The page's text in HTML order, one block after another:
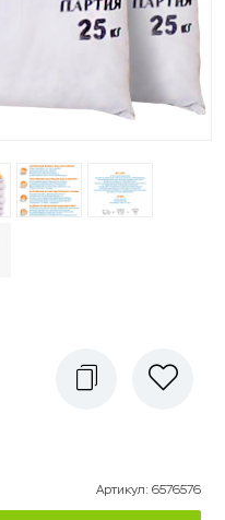
Артикул: 6576576